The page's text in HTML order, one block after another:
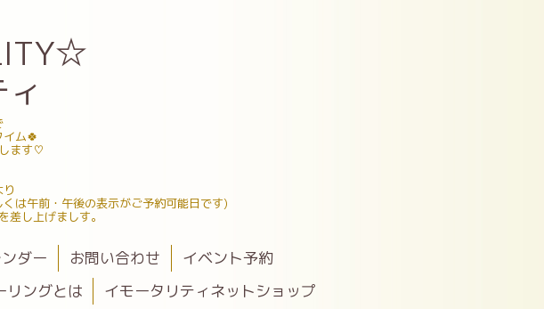
ィ
ム🍀
ます♡
は午前・午後の表示がご予約可能日です)
差し上げましす。
ダー お問い合わせ
イベント予約
リングとは
イモータリティネットショップ